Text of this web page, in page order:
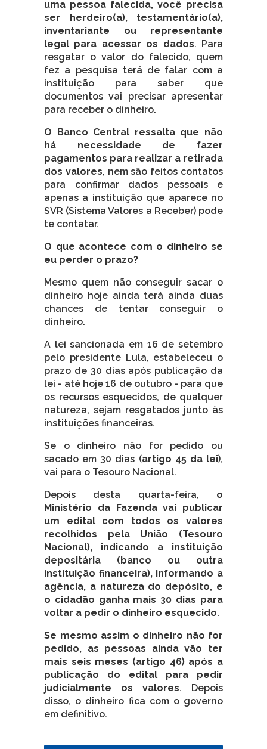
uma pessoa falecida, você precisa
ser herdeiro(a), testamentário(a),
inventariante ou representante
legal para acessar os dados. Para
resgatar o valor do falecido, quem
fez a pesquisa terá de falar com a
instituição para saber que
documentos vai precisar apresentar
para receber o dinheiro.
O Banco Central ressalta que não
há necessidade de fazer
pagamentos para realizar a retirada
dos valores, nem são feitos contatos
para confirmar dados pessoais e
apenas a instituição que aparece no
SVR (Sistema Valores a Receber) pode
te contatar.
O que acontece com o dinheiro se
eu perder o prazo?
Mesmo quem não conseguir sacar o
dinheiro hoje ainda terá ainda duas
chances de tentar conseguir o
dinheiro.
A lei sancionada em 16 de setembro
pelo presidente Lula, estabeleceu o
prazo de 30 dias após publicação da
lei - até hoje 16 de outubro - para que
os recursos esquecidos, de qualquer
natureza, sejam resgatados junto às
instituições financeiras.
Se o dinheiro não for pedido ou
sacado em 30 dias (artigo 45 da lei),
vai para o Tesouro Nacional.
Depois desta quarta-feira, o
Ministério da Fazenda vai publicar
um edital com todos os valores
recolhidos pela União (Tesouro
Nacional), indicando a instituição
depositária (banco ou outra
instituição financeira), informando a
agência, a natureza do depósito, e
o cidadão ganha mais 30 dias para
voltar a pedir o dinheiro esquecido.
Se mesmo assim o dinheiro não for
pedido, as pessoas ainda vão ter
mais seis meses (artigo 46) após a
publicação do edital para pedir
judicialmente os valores. Depois
disso, o dinheiro fica com o governo
em definitivo.